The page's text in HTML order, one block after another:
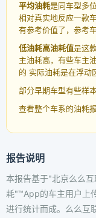
平均油耗是同车型多
相对真实地反应一款
有参考价值了，参考
低油耗高油耗值是这
主油耗高，有些车主
的 实际油耗是在浮动
部分早期车型有些样
查看整个车系的油耗
报告说明
本报告基于"北京么么
耗"™App的车主用户上
进行统计而成。么么互